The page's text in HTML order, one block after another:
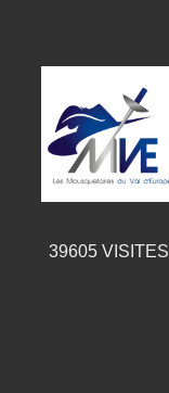
39605VISITES